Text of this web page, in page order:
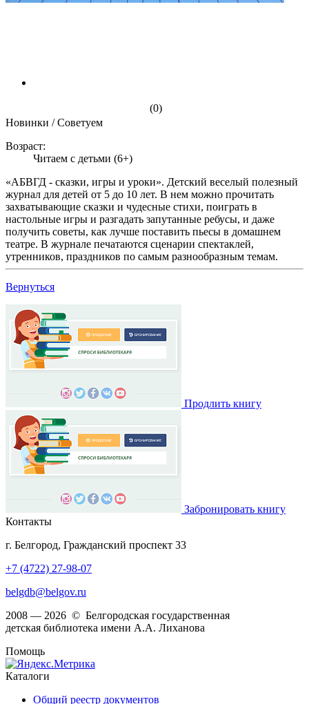
(0)
Новинки / Советуем
Возраст:
Читаем с детьми (6+)
«АБВГД - сказки, игры и уроки». Детский веселый полезный
журнал для детей от 5 до 10 лет. В нем можно прочитать
захватывающие сказки и чудесные стихи, поиграть в
настольные игры и разгадать запутанные ребусы, и даже
получить советы, как лучше поставить пьесы в домашнем
театре. В журнале печатаются сценарии спектаклей,
утренников, праздников по самым разнообразным темам.
Вернуться
Продлить книгу
Забронировать книгу
Контакты
г. Белгород, Гражданский проспект 33
+7 (4722) 27-98-07
belgdb@belgov.ru
2008 — 2026 © Белгородская государственная
детская библиотека имени А.А. Лиханова
Помощь
Каталоги
Общий реестр документов